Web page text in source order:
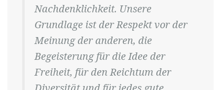
Nachdenklichkeit. Unsere
Grundlage ist der Respekt vor der
Meinung der anderen, die
Begeisterung für die Idee der
Freiheit, für den Reichtum der